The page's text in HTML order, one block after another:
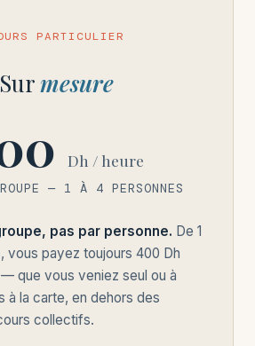
PARTICULIER
Surmesure
Dh / heure
— 1 À 4 PERSONNES
pas par personne. De 1
vous payez toujours 400 Dh
que vous veniez seul ou à
à la carte, en dehors des
collectifs.